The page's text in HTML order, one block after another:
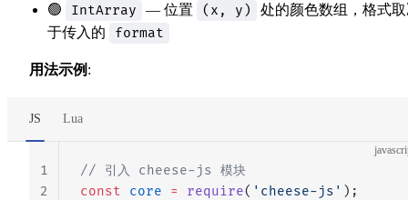
🟢 IntArray — 位置 (x, y)
处的颜色数组，格式
于传入的
format
用法示例 :
JS Lua
// 引入 cheese-js 模块
const core = require( 'cheese-js' );
1
2